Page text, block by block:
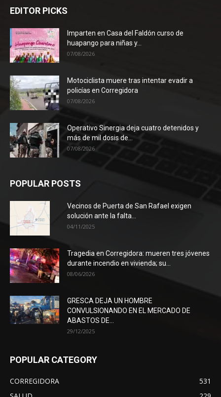
EDITOR PICKS
Imparten en Casa del Faldón curso de
huapango para niñas y...
07/08/2026
Motociclista muere tras intentar evadir a
policías en Corregidora
07/08/2026
Operativo Sinergia deja cuatro detenidos y
más de mil dosis de...
07/08/2026
POPULAR POSTS
Vecinos de Puerta de San Rafael exigen
solución ante la falta...
04/11/2025
Tragedia en Corregidora: mueren tres jóvenes
durante incendio en vivienda; su...
08/06/2026
GRESCA DEJA UN HOMBRE
CONVULSIONANDO EN EL MERCADO DE
ABASTOS DE...
29/12/2025
POPULAR CATEGORY
CORREGIDORA
531